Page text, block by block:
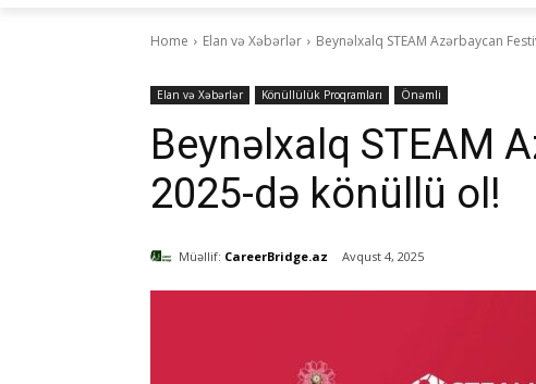
Home Elan və Xəbərlər Beynəlxalq STEAM Azərbaycan
Elan və Xəbərlər Könüllülük Proqramları Önəmli
Beynəlxalq STEAM
2025-də könüllü ol!
Müəllif: CareerBridge.az Avqust 4, 2025